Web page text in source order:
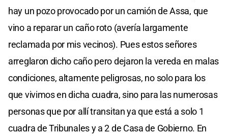
hay un pozo provocado por un camión de Assa, que
vino a reparar un caño roto (avería largamente
reclamada por mis vecinos). Pues estos señores
arreglaron dicho caño pero dejaron la vereda en malas
condiciones, altamente peligrosas, no solo para los
que vivimos en dicha cuadra, sino para las numerosas
personas que por allí transitan ya que está a solo 1
cuadra de Tribunales y a 2 de Casa de Gobierno. En